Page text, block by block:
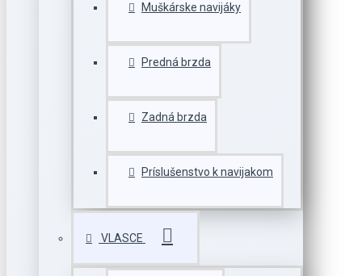
Muškárske navijáky
Predná brzda
Zadná brzda
Príslušenstvo k navijakom
VLASCE